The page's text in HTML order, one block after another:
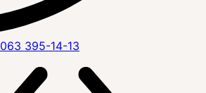
063 395-14-13